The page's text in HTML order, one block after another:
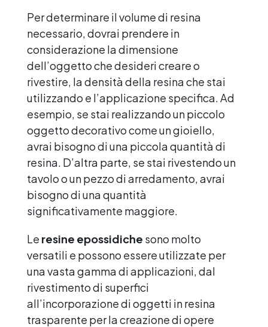
Per determinare il volume di resina
necessario, dovrai prendere in
considerazione la dimensione
dell’oggetto che desideri creare o
rivestire, la densità della resina che stai
utilizzando e l’applicazione specifica. Ad
esempio, se stai realizzando un piccolo
oggetto decorativo come un gioiello,
avrai bisogno di una piccola quantità di
resina. D’altra parte, se stai rivestendo un
tavolo o un pezzo di arredamento, avrai
bisogno di una quantità
significativamente maggiore.
Le resine epossidiche sono molto
versatili e possono essere utilizzate per
una vasta gamma di applicazioni, dal
rivestimento di superfici
all’incorporazione di oggetti in resina
trasparente per la creazione di opere